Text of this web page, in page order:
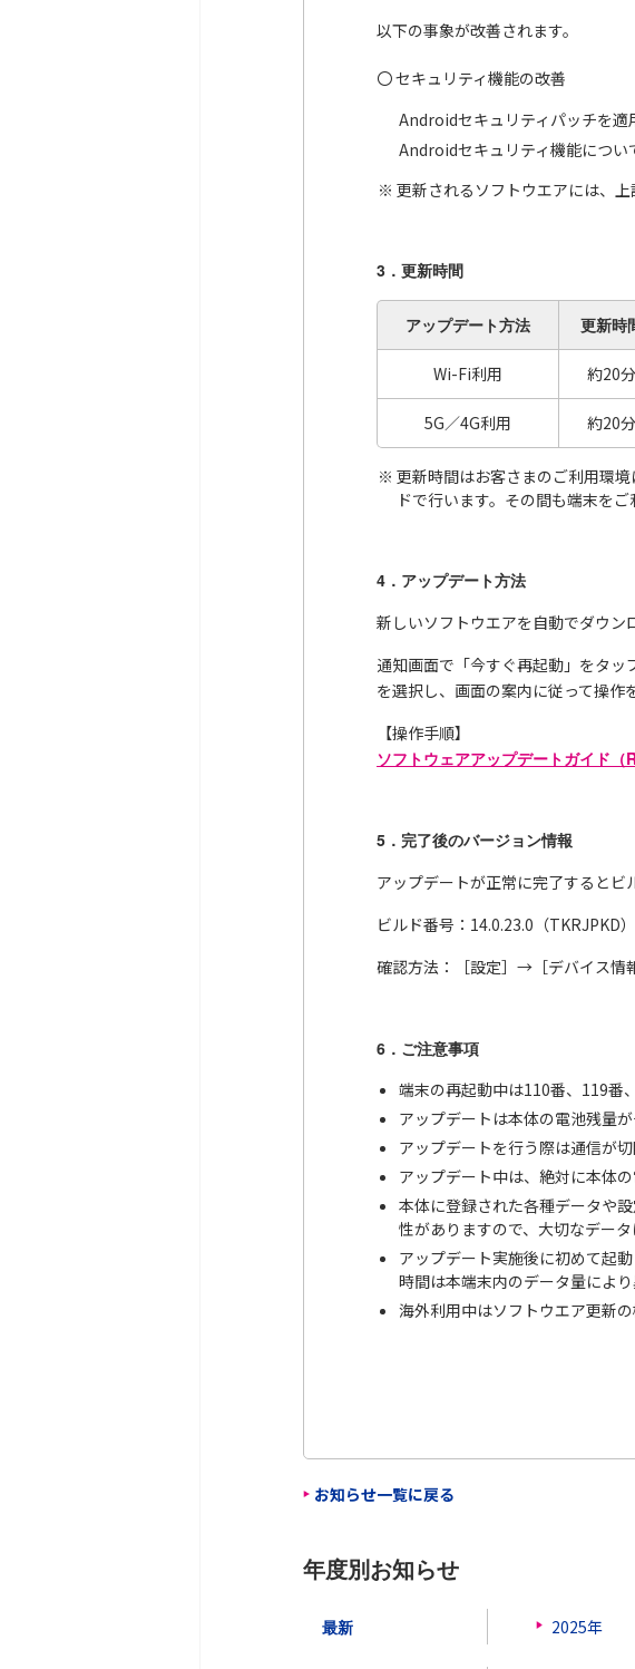
以下の事象が改善されます。
〇 セキュリティ機能の改善
Androidセキュリティパッチを適
Androidセキュリティ機能につい
更新されるソフトウエアには、
3．更新時間
アップデート方法 更新時
Wi-Fi利用
約20分
5G／4G利用
約20分
更新時間はお客さまのご利用環
ドで行います。その間も端末をご
4．アップデート方法
新しいソフトウエアを自動でダウン
通知画面で「今すぐ再起動」をタ
を選択し、画面の案内に従って操作
【操作手順】
ソフトウェアアップデートガイド（
5．完了後のバージョン情報
アップデートが正常に完了するとビ
ビルド番号：14.0.23.0（TKRJPKD）
確認方法：［設定］→［デバイス情
6．ご注意事項
端末の再起動中は110番、119番
アップデートは本体の電池残量
アップデートを行う際は通信が
アップデート中は、絶対に本体
本体に登録された各種データや
性がありますので、大切なデー
アップデート実施後に初めて起
時間は本端末内のデータ量によ
海外利用中はソフトウエア更新
お知らせ一覧に戻る
年度別お知らせ
最新 2025年